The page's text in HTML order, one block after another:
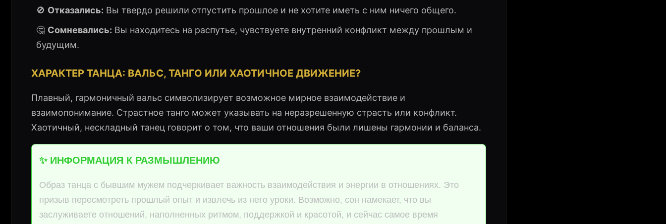
🚫 Отказались: Вы твердо решили отпустить прошлое и не хотите иметь с ним ничего общего.
🤔 Сомневались: Вы находитесь на распутье, чувствуете внутренний конфликт между прошлым и
будущим.
ХАРАКТЕР ТАНЦА: ВАЛЬС, ТАНГО ИЛИ ХАОТИЧНОЕ ДВИЖЕНИЕ?
Плавный, гармоничный вальс символизирует возможное мирное взаимодействие и
взаимопонимание. Страстное танго может указывать на неразрешенную страсть или конфликт.
Хаотичный, нескладный танец говорит о том, что ваши отношения были лишены гармонии и баланса.
✨ ИНФОРМАЦИЯ К РАЗМЫШЛЕНИЮ
Образ танца с бывшим мужем подчеркивает важность взаимодействия и энергии в отношениях. Это
призыв пересмотреть прошлый опыт и извлечь из него уроки. Возможно, сон намекает, что вы
заслуживаете отношений, наполненных ритмом, поддержкой и красотой, и сейчас самое время